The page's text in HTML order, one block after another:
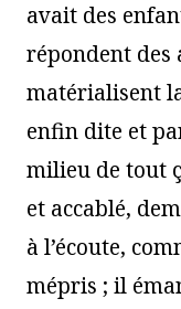
avait des
répondent des
matérialisent
enfin dite et
milieu de tout
et accablé,
à l’écoute,
mépris ; il